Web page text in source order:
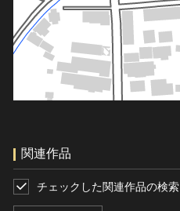
関連作品
チェックした関連作品の検索